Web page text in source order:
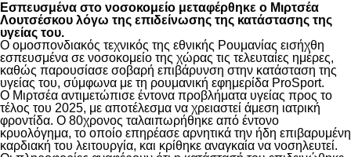
Εσπευσμένα στο νοσοκομείο μεταφέρθηκε ο Μιρτσέα
Λουτσέσκου λόγω της επιδείνωσης της κατάστασης της
υγείας του.
Ο ομοσπονδιακός τεχνικός της εθνικής Ρουμανίας εισήχθη
εσπευσμένα σε νοσοκομείο της χώρας τις τελευταίες ημέρες,
καθώς παρουσίασε σοβαρή επιβάρυνση στην κατάσταση της
υγείας του, σύμφωνα με τη ρουμανική εφημερίδα ProSport.
Ο Μιρτσέα αντιμετώπισε έντονα προβλήματα υγείας προς το
τέλος του 2025, με αποτέλεσμα να χρειαστεί άμεση ιατρική
φροντίδα. Ο 80χρονος ταλαιπωρήθηκε από έντονο
κρυολόγημα, το οποίο επηρέασε αρνητικά την ήδη επιβαρυμένη
καρδιακή του λειτουργία, και κρίθηκε αναγκαία να νοσηλευτεί.